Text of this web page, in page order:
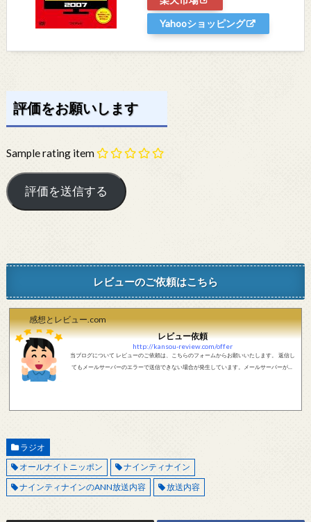
Yahooショッピング
評価をお願いします
Sample rating item
レビューのご依頼はこちら
感想とレビュー.com
レビュー依頼
http://kansou-review.com/offer
当ブログについて レビューのご依頼は、こちらのフォームからお願いいたします。 返信し
てもメールサーバーのエラーで送信できない場合が発生しています。メールサーバーが正
ラジオ
オールナイトニッポン
ナインティナイン
ナインティナインのANN放送内容
放送内容